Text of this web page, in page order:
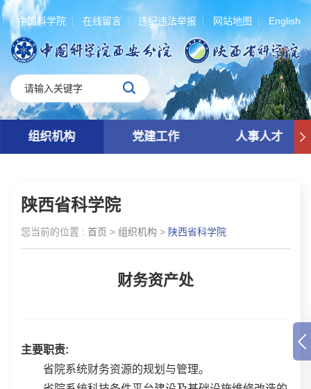
中国科学院 在线留言 违纪违法举报 网站地图 English
组织机构 党建工作 人事人才
陕西省科学院
您当前的位置 : 首页 > 组织机构 > 陕西省科学院
财务资产处
主要职责:
省院系统财务资源的规划与管理。